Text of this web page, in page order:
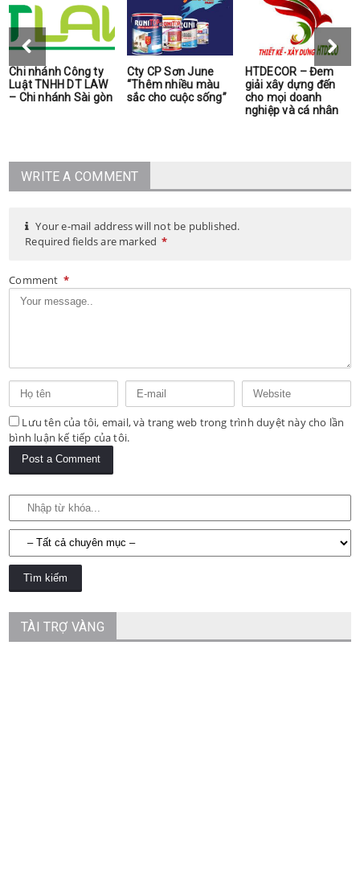
Chi nhánh Công ty
Luật TNHH DT LAW
– Chi nhánh Sài gòn
Cty CP Sơn June
“Thêm nhiều màu
sắc cho cuộc sống”
HTDECOR – Đem
giải xây dựng đến
cho mọi doanh
nghiệp và cá nhân
WRITE A COMMENT
Your e-mail address will not be published.
Required fields are marked *
Comment *
Lưu tên của tôi, email, và trang web trong trình duyệt này cho lần
bình luận kế tiếp của tôi.
TÀI TRỢ VÀNG